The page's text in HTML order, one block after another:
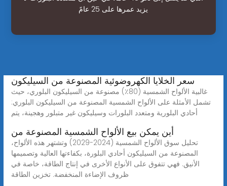
يزيد عمرها على 25 عامً
سعر الخلايا الكهروضوئية المصنوعة من السيليكون
غالبية الألواح الشمسية (80٪) مصنوعة من السيليكون البلوري، حيث
تشمل الأمثلة على الألواح الشمسية المصنوعة من السيليكون البلوري:
أحادي البلورية ومتعدد البلورات وسيليكون غير متبلور وهجينة، يتم
أين يمكن بيع الألواح الشمسية المصنوعة من
تحليل سوق الألواح الشمسية (2024-2029) وتشتهر هذه الألواح،
المصنوعة من السيليكون أحادي البلورة، بكفاءتها العالية وتصميمها
الأنيق. فهي تتفوق على الأنواع الأخرى في إنتاج الطاقة، خاصة في
ظروف الإضاءة المنخفضة. تخزين الطاقة